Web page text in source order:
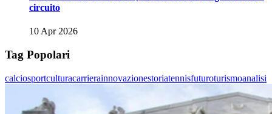
circuito
10 Apr 2026
Tag Popolari
calciosportculturacarrierainnovazionestoriatennisfuturoturismoanalisi